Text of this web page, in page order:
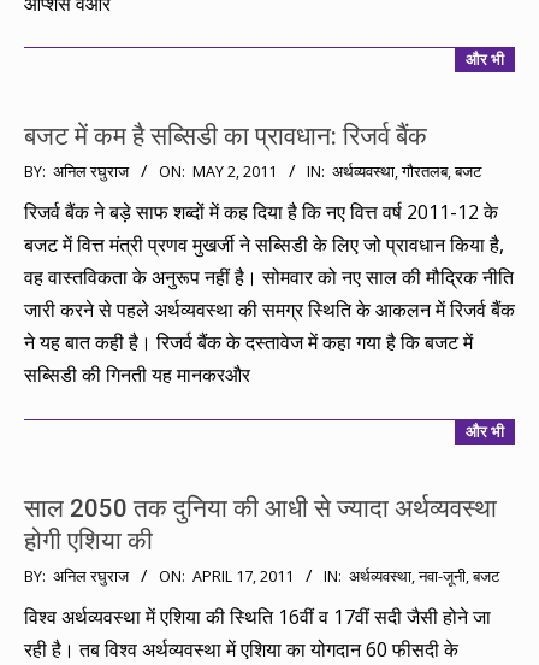
और भी
बजट में कम है सब्सिडी का प्रावधान: रिजर्व बैंक
2011-
05-
BY: अनिल रघुराज ON: MAY 2, 2011 IN: अर्थव्यवस्था,गौरतलब,बजट
रिजर्व बैंक ने बड़े साफ शब्दों में कह दिया है कि नए वित्त वर्ष 2011-12 के
बजट में वित्त मंत्री प्रणव मुखर्जी ने सब्सिडी के लिए जो प्रावधान किया है,
वह वास्तविकता के अनुरूप नहीं है। सोमवार को नए साल की मौद्रिक नीति
जारी करने से पहले अर्थव्यवस्था की समग्र स्थिति के आकलन में रिजर्व बैंक
ने यह बात कही है। रिजर्व बैंक के दस्तावेज में कहा गया है कि बजट में
सब्सिडी की गिनती यह मानकरऔर
और भी
साल 2050 तक दुनिया की आधी से ज्यादा अर्थव्यवस्था
होगी एशिया की
2011-
04-
17
BY: अनिल रघुराज ON: APRIL 17, 2011 IN: अर्थव्यवस्था,नवा-जूनी,बजट
विश्व अर्थव्यवस्था में एशिया की स्थिति 16वीं व 17वीं सदी जैसी होने जा
रही है। तब विश्व अर्थव्यवस्था में एशिया का योगदान 60 फीसदी के